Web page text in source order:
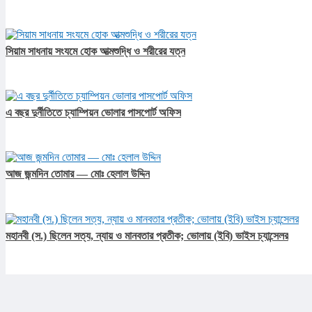
সিয়াম সাধনায় সংযমে হোক আত্মশুদ্ধি ও শরীরের যত্ন
এ বছর দুর্নীতিতে চ্যাম্পিয়ন ভোলার পাসপোর্ট অফিস
আজ জন্মদিন তোমার — মোঃ হেলাল উদ্দিন
মহানবী (স.) ছিলেন সত্য, ন্যায় ও মানবতার প্রতীক; ভোলায় (ইবি) ভাইস চ্যান্সেলর